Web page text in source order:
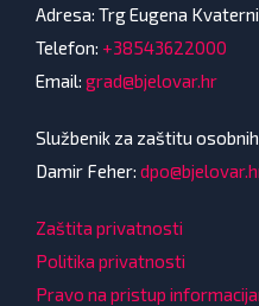
Adresa: Trg Eugena
Telefon: +38543622000
Email: grad@bjelovar.hr
Službenik za zaštitu
Damir Feher:
Zaštita privatnosti
Politika privatnosti
Pravo na pristup